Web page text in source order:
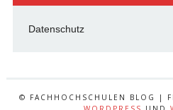
Datenschutz
© FACHHOCHSCHULEN BLOG |